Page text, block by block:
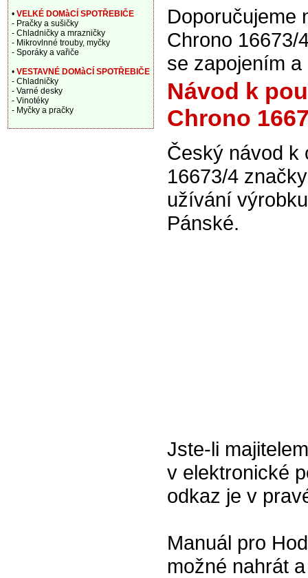
Doporučujeme
Chrono 16673/
se zapojením
Návod k
Chrono
Český návod k
16673/4
užívání
Pánské.
Jste-li
v elektronické
odkaz je v
Manuál pro
možné nahrát
• VELKÉ DOMàCÍ SPOTŘEBIČE
- Pračky a sušičky
- Chladničky a mrazničky
- Mikrovlnné trouby, myčky
- Sporáky a vařiče
• VESTAVNÉ DOMàCÍ SPOTŘEBIČE
- Chladničky
- Varné desky
- Vinotéky
- Myčky a pračky